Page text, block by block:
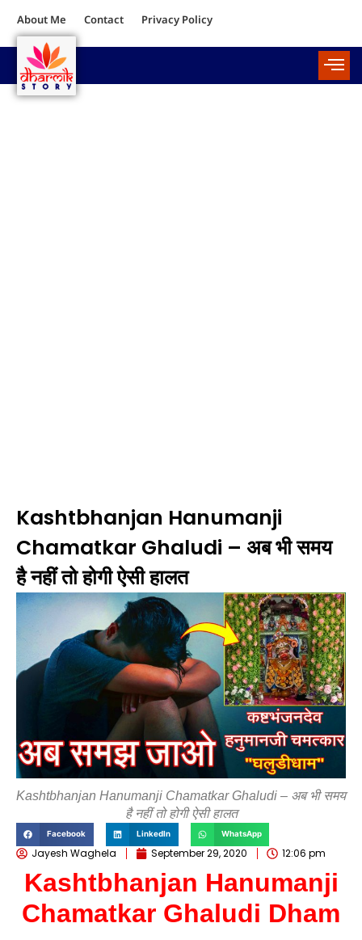
About Me Contact Privacy Policy
Kashtbhanjan Hanumanji
Chamatkar Ghaludi – अब भी समय
है नहीं तो होगी ऐसी हालत
Kashtbhanjan Hanumanji Chamatkar Ghaludi – अब भी समय
है नहीं तो होगी ऐसी हालत
Facebook LinkedIn WhatsApp
Jayesh Waghela September 29, 2020 12:06 pm
Kashtbhanjan Hanumanji
Chamatkar Ghaludi Dham